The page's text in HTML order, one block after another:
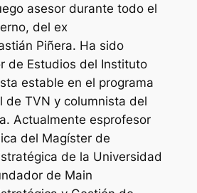
asesor durante todo el
del ex
Piñera. Ha sido
de Estudios del Instituto
estable en el programa
de TVN y columnista del
Actualmente esprofesor
del Magíster de
de la Universidad
de Main